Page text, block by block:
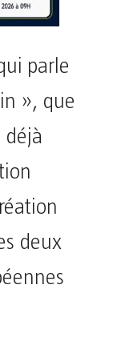
parle
», que
déjà
deux